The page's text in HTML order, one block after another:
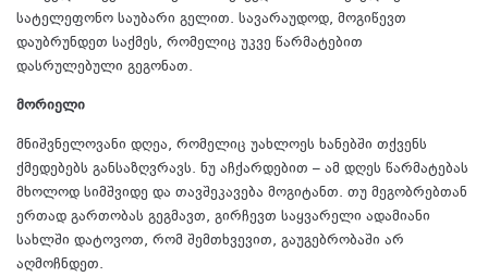
სატელეფონო საუბარი გელით. სავარაუდოდ, მოგიწევთ
დაუბრუნდეთ საქმეს, რომელიც უკვე წარმატებით
დასრულებული გეგონათ.
მორიელი
მნიშვნელოვანი დღეა, რომელიც უახლოეს ხანებში თქვენს
ქმედებებს განსაზღვრავს. ნუ აჩქარდებით – ამ დღეს წარმატებას
მხოლოდ სიმშვიდე და თავშეკავება მოგიტანთ. თუ მეგობრებთან
ერთად გართობას გეგმავთ, გირჩევთ საყვარელი ადამიანი
სახლში დატოვოთ, რომ შემთხვევით, გაუგებრობაში არ
აღმოჩნდეთ.